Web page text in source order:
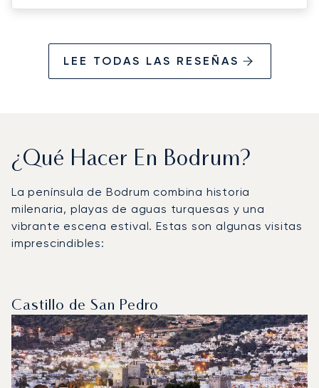
LEE TODAS LAS RESEÑAS
¿Qué Hacer En Bodrum?
La península de Bodrum combina historia
milenaria, playas de aguas turquesas y una
vibrante escena estival. Estas son algunas visitas
imprescindibles:
Castillo de San Pedro